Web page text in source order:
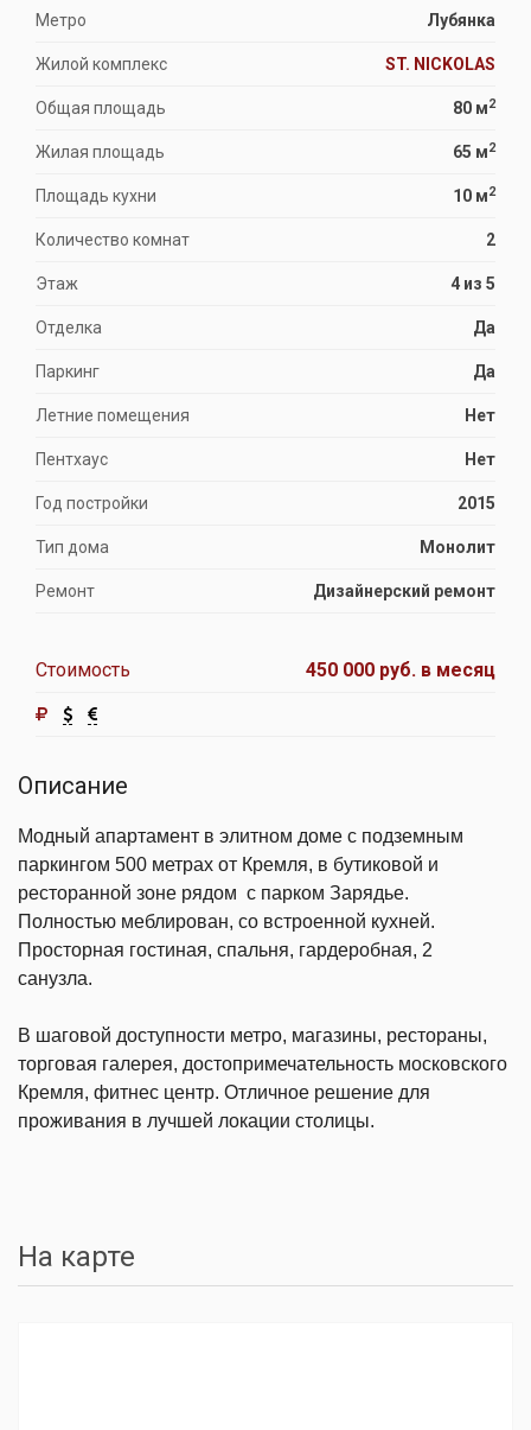
Метро Лубянка
Жилой комплекс ST. NICKOLAS
Общая площадь 80 м2
Жилая площадь 65 м2
Площадь кухни 10 м2
Количество комнат 2
Этаж 4 из 5
Отделка Да
Паркинг Да
Летние помещения Нет
Пентхаус Нет
Год постройки 2015
Тип дома Монолит
Ремонт Дизайнерский ремонт
Стоимость 450 000 руб. в месяц
Описание
Модный апартамент в элитном доме с подземным
паркингом 500 метрах от Кремля, в бутиковой и
ресторанной зоне рядом с парком Зарядье.
Полностью меблирован, со встроенной кухней.
Просторная гостиная, спальня, гардеробная, 2
санузла.
В шаговой доступности метро, магазины, рестораны,
торговая галерея, достопримечательность московского
Кремля, фитнес центр. Отличное решение для
проживания в лучшей локации столицы.
На карте